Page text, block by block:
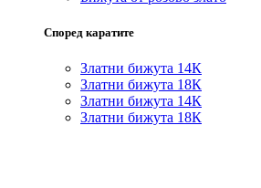
Според каратите
Златни бижута 14К
Златни бижута 18К
Златни бижута 14К
Златни бижута 18К